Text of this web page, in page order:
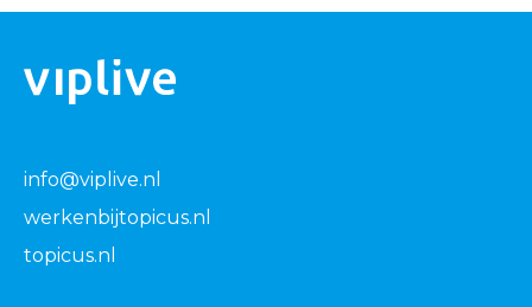
info@viplive.nl
werkenbijtopicus.nl
topicus.nl